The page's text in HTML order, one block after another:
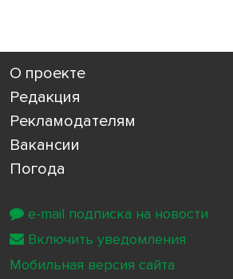
О проекте
Редакция
Рекламодателям
Вакансии
Погода
e-mail подписка на новости
Включить уведомления
Мобильная версия сайта